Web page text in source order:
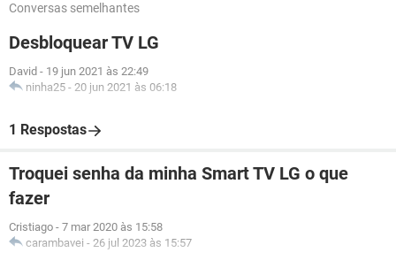
Conversas semelhantes
Desbloquear TV LG
David - 19 jun 2021 às 22:49
ninha25 - 20 jun 2021 às 06:18
1 Respostas
Troquei senha da minha Smart TV LG o que
fazer
Cristiago - 7 mar 2020 às 15:58
carambavei - 26 jul 2023 às 15:57